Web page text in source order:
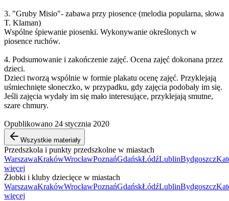
3. "Gruby Misio"- zabawa przy piosence (melodia popularna, słowa
T. Klaman)
Wspólne śpiewanie piosenki. Wykonywanie określonych w
piosence ruchów.
4. Podsumowanie i zakończenie zajęć. Ocena zajęć dokonana przez
dzieci.
Dzieci tworzą wspólnie w formie plakatu ocenę zajęć. Przyklejają
uśmiechnięte słoneczko, w przypadku, gdy zajęcia podobały im się.
Jeśli zajęcia wydały im się mało interesujące, przyklejają smutne,
szare chmury.
Opublikowano 24 stycznia 2020
Wszystkie materiały
Przedszkola i punkty przedszkolne w miastach
WarszawaKrakówWrocławPoznańGdańskŁódźLublinBydgoszcz
więcej
Żłobki i kluby dziecięce w miastach
WarszawaKrakówWrocławPoznańGdańskŁódźLublinBydgoszcz
więcej